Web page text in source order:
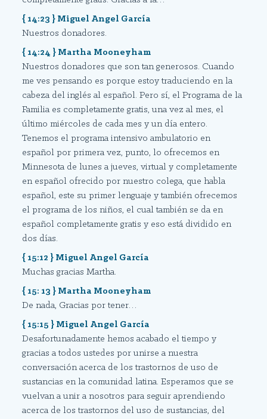
{ 14:23 } Miguel Angel García
Nuestros donadores.
{ 14:24 } Martha Mooneyham
Nuestros donadores que son tan generosos. Cuando
me ves pensando es porque estoy traduciendo en la
cabeza del inglés al español. Pero sí, el Programa de la
Familia es completamente gratis, una vez al mes, el
último miércoles de cada mes y un día entero.
Tenemos el programa intensivo ambulatorio en
español por primera vez, punto, lo ofrecemos en
Minnesota de lunes a jueves, virtual y completamente
en español ofrecido por nuestro colega, que habla
español, este su primer lenguaje y también ofrecemos
el programa de los niños, el cual también se da en
español completamente gratis y eso está dividido en
dos días.
{ 15:12 } Miguel Angel García
Muchas gracias Martha.
{ 15: 13 } Martha Mooneyham
De nada, Gracias por tener…
{ 15:15 } Miguel Angel García
Desafortunadamente hemos acabado el tiempo y
gracias a todos ustedes por unirse a nuestra
conversación acerca de los trastornos de uso de
sustancias en la comunidad latina. Esperamos que se
vuelvan a unir a nosotros para seguir aprendiendo
acerca de los trastornos del uso de sustancias, del